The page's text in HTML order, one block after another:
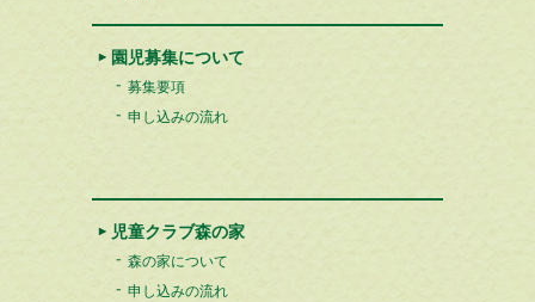
園児募集について
募集要項
申し込みの流れ
児童クラブ森の家
森の家について
申し込みの流れ